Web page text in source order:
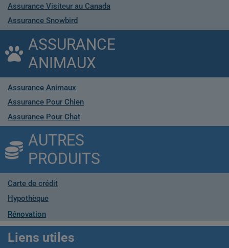
Assurance Visiteur au Canada
Assurance Snowbird
ASSURANCE
ANIMAUX
Assurance Animaux
Assurance Pour Chien
Assurance Pour Chat
AUTRES
PRODUITS
Carte de crédit
Hypothèque
Rénovation
Liens utiles